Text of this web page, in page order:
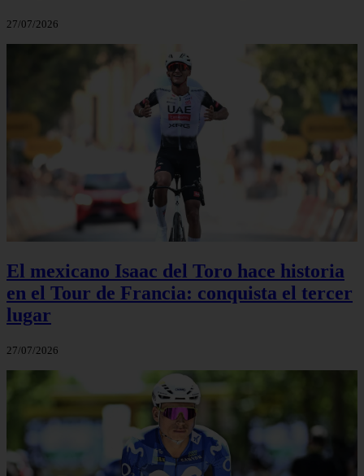
27/07/2026
El mexicano Isaac del Toro hace historia
en el Tour de Francia: conquista el tercer
lugar
27/07/2026